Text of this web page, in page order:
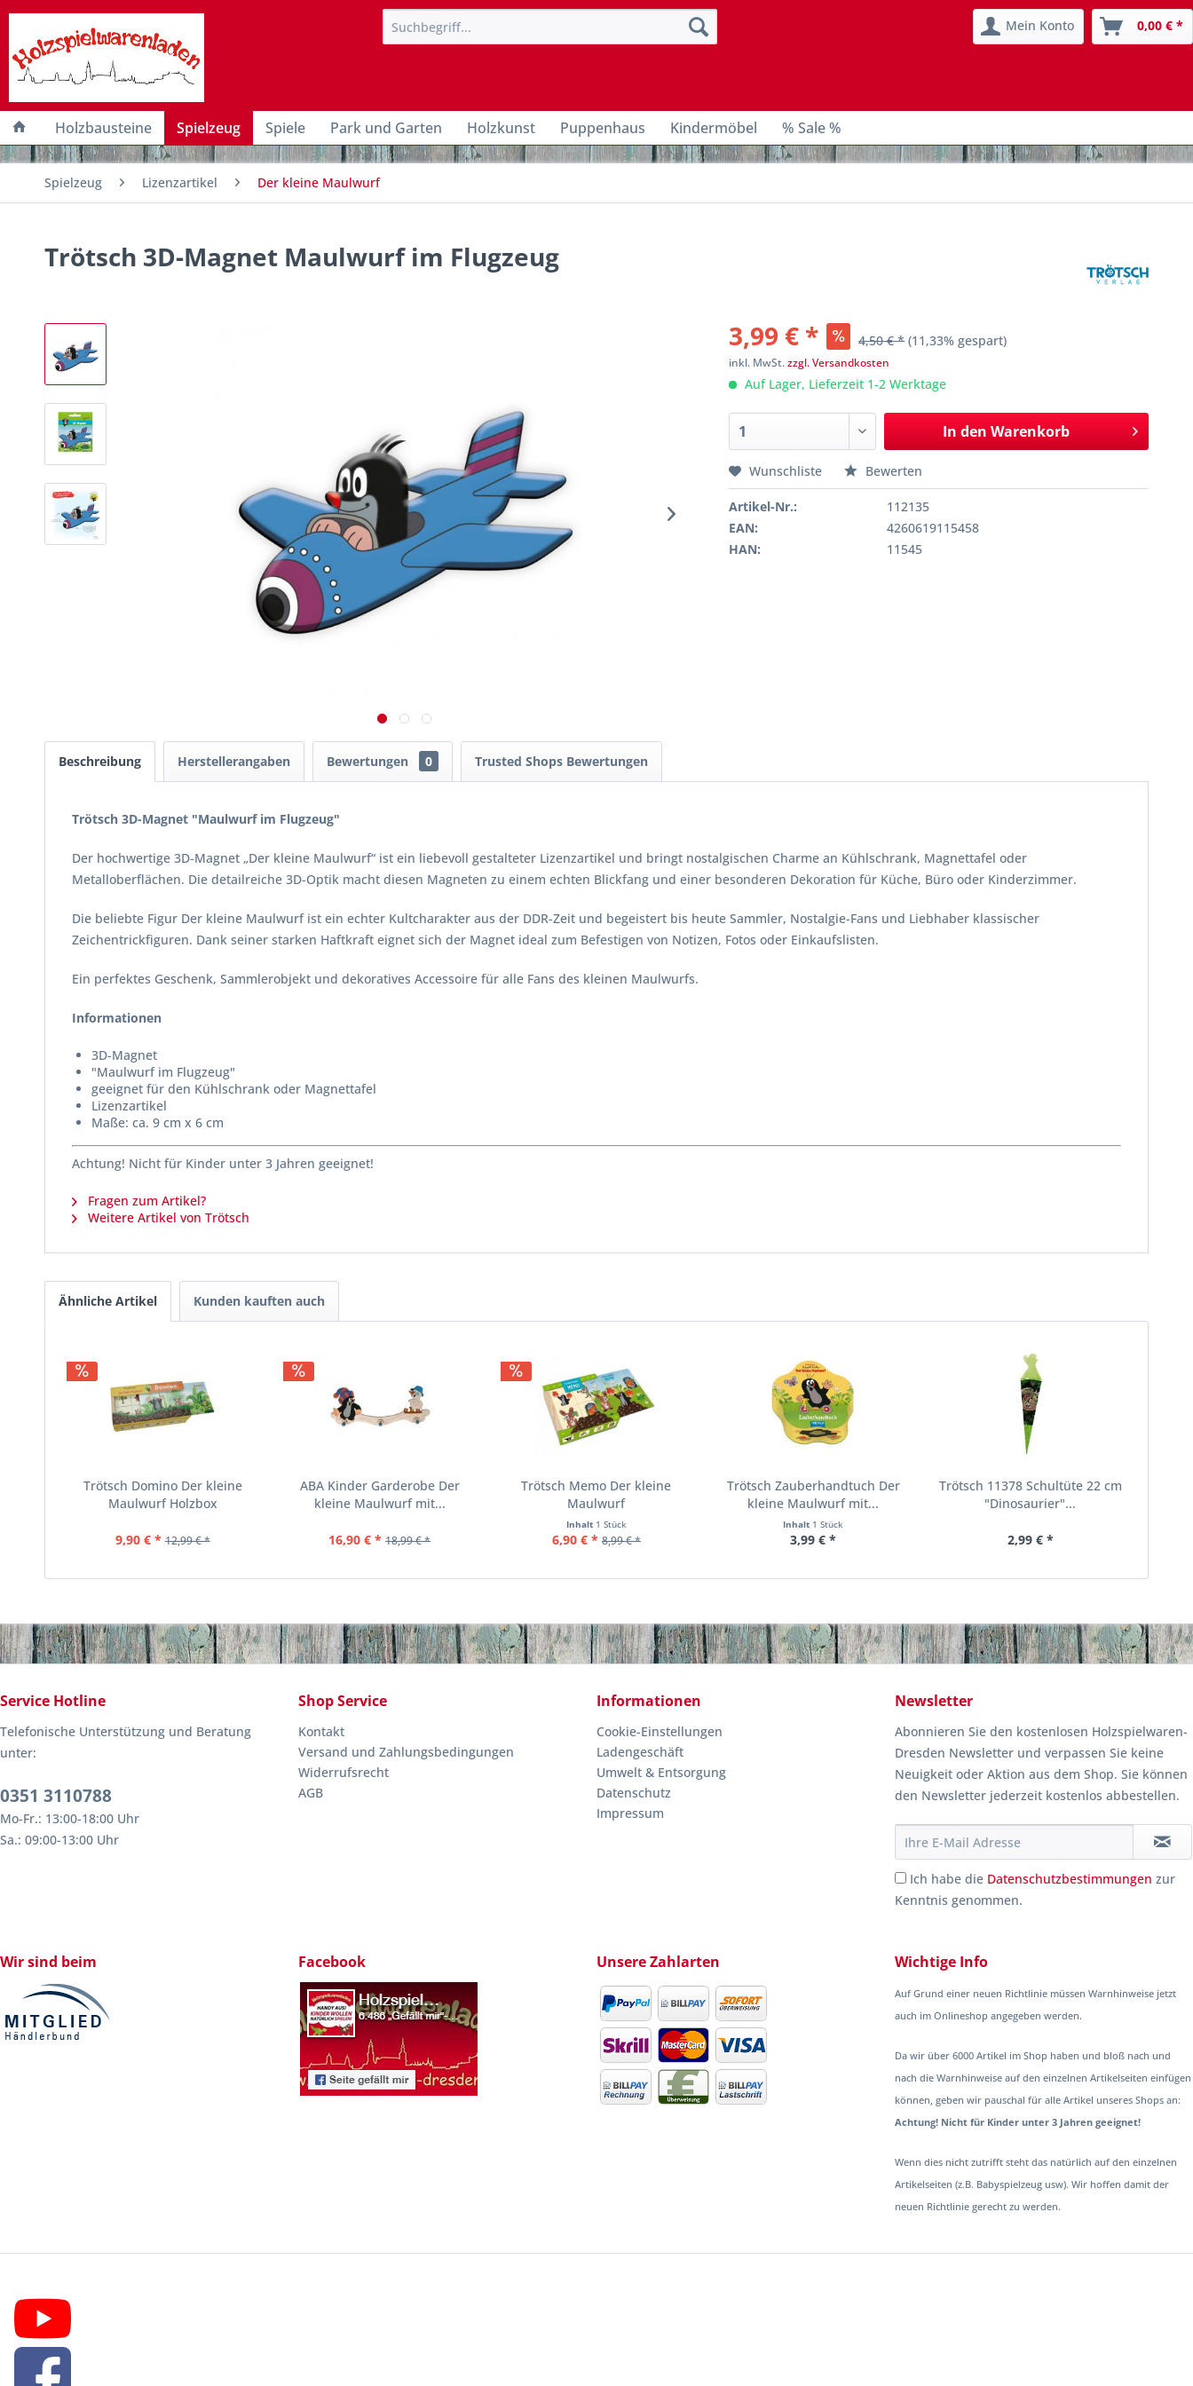
Mein Konto 0,00 € *
Holzbausteine Spielzeug Spiele Park und Garten Holzkunst Puppenhaus Kindermöbel % Sale %
Spielzeug Lizenzartikel Der kleine Maulwurf
Trötsch 3D-Magnet Maulwurf im Flugzeug
3,99 € * 4,50 € * (11,33% gespart)
inkl. MwSt.zzgl. Versandkosten
Auf Lager, Lieferzeit 1-2 Werktage
In den Warenkorb
Wunschliste Bewerten
Artikel-Nr.:
112135
EAN:
4260619115458
HAN:
11545
Beschreibung Herstellerangaben Bewertungen 0 Trusted Shops Bewertungen
Trötsch 3D-Magnet "Maulwurf im Flugzeug"
Der hochwertige 3D-Magnet „Der kleine Maulwurf“ ist ein liebevoll gestalteter Lizenzartikel und bringt nostalgischen Charme an Kühlschrank, Magnettafel oder
Metalloberflächen. Die detailreiche 3D-Optik macht diesen Magneten zu einem echten Blickfang und einer besonderen Dekoration für Küche, Büro oder Kinderzimmer.
Die beliebte Figur Der kleine Maulwurf ist ein echter Kultcharakter aus der DDR-Zeit und begeistert bis heute Sammler, Nostalgie-Fans und Liebhaber klassischer
Zeichentrickfiguren. Dank seiner starken Haftkraft eignet sich der Magnet ideal zum Befestigen von Notizen, Fotos oder Einkaufslisten.
Ein perfektes Geschenk, Sammlerobjekt und dekoratives Accessoire für alle Fans des kleinen Maulwurfs.
Informationen
3D-Magnet
"Maulwurf im Flugzeug"
geeignet für den Kühlschrank oder Magnettafel
Lizenzartikel
Maße: ca. 9 cm x 6 cm
Achtung! Nicht für Kinder unter 3 Jahren geeignet!
Fragen zum Artikel?
Weitere Artikel von Trötsch
Ähnliche Artikel Kunden kauften auch
Trötsch Domino Der kleine
Maulwurf Holzbox
9,90 € * 12,99 € *
ABA Kinder Garderobe Der
kleine Maulwurf mit...
16,90 € * 18,99 € *
Trötsch Memo Der kleine
Maulwurf
Inhalt 1 Stück
6,90 € * 8,99 € *
Trötsch Zauberhandtuch Der
kleine Maulwurf mit...
Inhalt 1 Stück
3,99 € *
Trötsch 11378 Schultüte 22 cm
"Dinosaurier"...
2,99 € *
Service Hotline
Telefonische Unterstützung und Beratung
unter:
0351 3110788
Mo-Fr.: 13:00-18:00 Uhr
Sa.: 09:00-13:00 Uhr
Shop Service
Kontakt
Versand und Zahlungsbedingungen
Widerrufsrecht
AGB
Informationen
Cookie-Einstellungen
Ladengeschäft
Umwelt & Entsorgung
Datenschutz
Impressum
Newsletter
Abonnieren Sie den kostenlosen Holzspielwaren-
Dresden Newsletter und verpassen Sie keine
Neuigkeit oder Aktion aus dem Shop. Sie können
den Newsletter jederzeit kostenlos abbestellen.
Ich habe die Datenschutzbestimmungen zur
Kenntnis genommen.
Wir sind beim Facebook Unsere Zahlarten Wichtige Info
Auf Grund einer neuen Richtlinie müssen Warnhinweise jetzt
auch im Onlineshop angegeben werden.
Da wir über 6000 Artikel im Shop haben und bloß nach und
nach die Warnhinweise auf den einzelnen Artikelseiten einfügen
können, geben wir pauschal für alle Artikel unseres Shops an:
Achtung! Nicht für Kinder unter 3 Jahren geeignet!
Wenn dies nicht zutrifft steht das natürlich auf den einzelnen
Artikelseiten (z.B. Babyspielzeug usw). Wir hoffen damit der
neuen Richtlinie gerecht zu werden.